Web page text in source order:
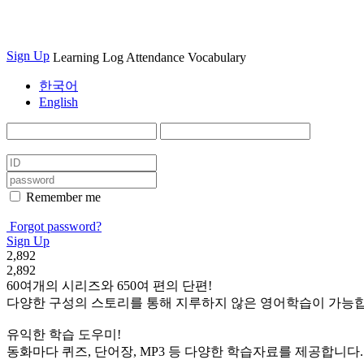
Sign Up Learning Log Attendance Vocabulary
한국어
English
Remember me
Forgot password?
Sign Up
2,892
2,892
60여개의 시리즈와 650여 편의 단편!
다양한 구성의 스토리를 통해 지루하지 않은 영어학습이 가능
유익한 학습 도우미!
동화마다 퀴즈, 단어장, MP3 등 다양한 학습자료를 제공합니다.